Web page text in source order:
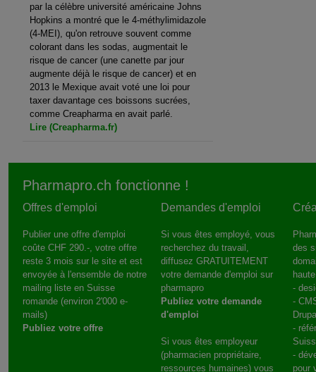
par la célèbre université américaine Johns
Hopkins a montré que le 4-méthylimidazole
(4-MEI), qu'on retrouve souvent comme
colorant dans les sodas, augmentait le
risque de cancer (une canette par jour
augmente déjà le risque de cancer) et en
2013 le Mexique avait voté une loi pour
taxer davantage ces boissons sucrées,
comme Creapharma en avait parlé.
Lire (Creapharma.fr)
Pharmapro.ch fonctionne !
Offres d'emploi
Publier une offre d'emploi
coûte CHF 290.-, votre offre
reste 3 mois sur le site et est
envoyée à l'ensemble de notre
mailing liste en Suisse
romande (environ 2'000 e-
mails)
Publiez votre offre
Demandes d'emploi
Si vous êtes employé, vous
recherchez du travail,
diffusez GRATUITEMENT
votre demande d'emploi sur
pharmapro
Publiez votre demande
d'emploi
Si vous êtes employeur
(pharmacien propriétaire,
ressources humaines) vous
des
-
-
-
-
pour